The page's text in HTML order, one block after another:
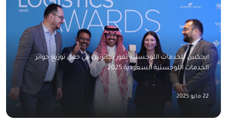
ايجكس للخدمات اللوجستية تفوز بجائزتين في حفل توزيع جوائز
الخدمات اللوجستية السعودية 2025
22 مايو 2025